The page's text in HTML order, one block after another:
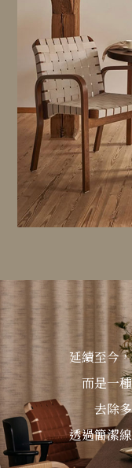
延續至今
而是一
去除
透過簡潔